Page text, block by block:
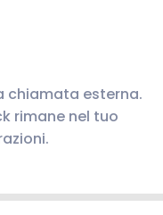
chiamata esterna.
rimane nel tuo